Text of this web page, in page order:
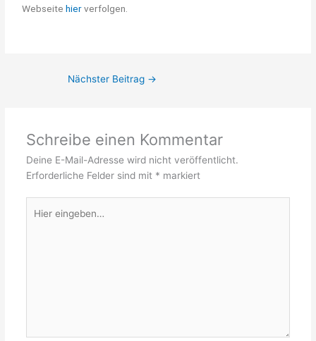
Webseitehierverfolgen.
Nächster Beitrag →
Schreibe einen Kommentar
Deine E-Mail-Adresse wird nicht veröffentlicht.
Erforderliche Felder sind mit * markiert
eingeben…